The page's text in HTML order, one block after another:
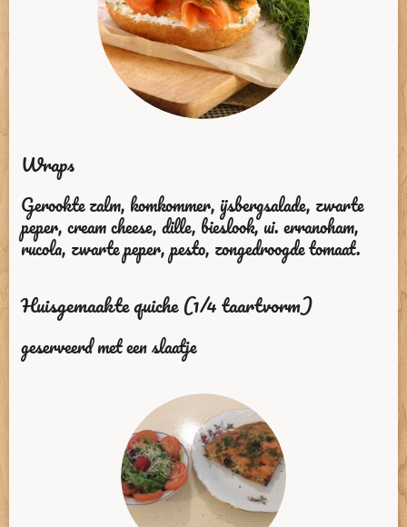
Wraps
Gerookte zalm, komkommer, ijsbergsalade, zwarte
peper, cream cheese, dille, bieslook, ui.erranoham,
rucola, zwarte peper, pesto, zongedroogde tomaat.
Huisgemaakte quiche (1/4 taartvorm)
geserveerd met een slaatje